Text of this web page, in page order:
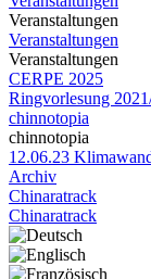
Veranstaltungen
Veranstaltungen
Veranstaltungen
CERPE 2025
Ringvorlesung
chinnotopia
chinnotopia
12.06.23
Archiv
Chinaratrack
Chinaratrack